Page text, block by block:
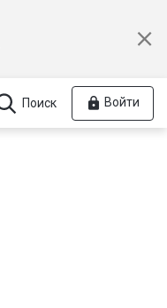
Поиск Войти